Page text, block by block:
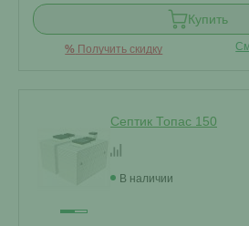
Купить
% Получить скидку
Септик Топас 150
В наличии